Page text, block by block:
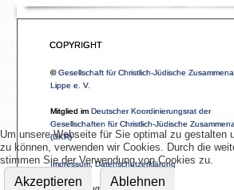
COPYRIGHT
©Gesellschaft für Christlich-Jüdische
Lippe e. V.
Mitglied imDeutscher Koordinierungsrat der
Gesellschaften für Christlich-Jüdische
(DKR)
Impressum, Datenschutzerklärung
Sonntag, 09. August 2026
Um unsere Webseite für Sie optimal zu gestalten
zu können, verwenden wir Cookies. Durch die
stimmen Sie der Verwendung von Cookies zu.
Akzeptieren Ablehnen